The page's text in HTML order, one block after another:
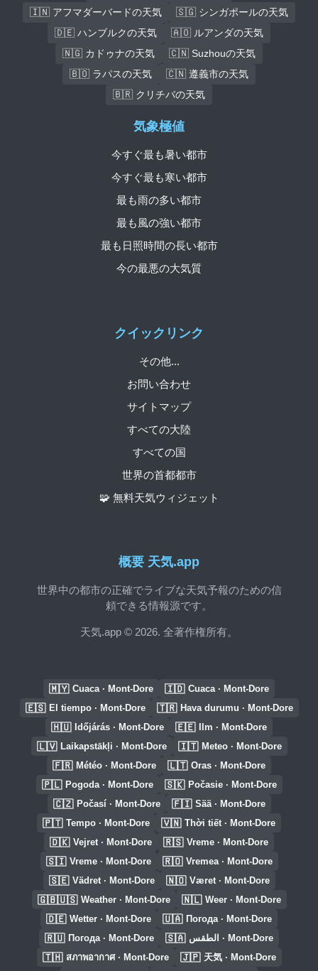
🇮🇳 アフマダーバードの天気
🇸🇬 シンガポールの天気
🇩🇪 ハンブルクの天気
🇦🇴 ルアンダの天気
🇳🇬 カドゥナの天気
🇨🇳 Suzhouの天気
🇧🇴 ラパスの天気
🇨🇳 遵義市の天気
🇧🇷 クリチバの天気
概要 天気.app
世界中の都市の正確でライブな天気予報のための信
頼できる情報源です。
天気.app © 2026. 全著作権所有。
クイックリンク
その他...
お問い合わせ
サイトマップ
すべての大陸
すべての国
世界の首都都市
🧩 無料天気ウィジェット
気象極値
今すぐ最も暑い都市
今すぐ最も寒い都市
最も雨の多い都市
最も風の強い都市
最も日照時間の長い都市
今の最悪の大気質
🇲🇾 Cuaca · Mont-Dore 🇮🇩 Cuaca · Mont-Dore
🇪🇸 El tiempo · Mont-Dore 🇹🇷 Hava durumu · Mont-Dore
🇭🇺 Időjárás · Mont-Dore 🇪🇪 Ilm · Mont-Dore
🇱🇻 Laikapstākļi · Mont-Dore 🇮🇹 Meteo · Mont-Dore
🇫🇷 Météo · Mont-Dore 🇱🇹 Oras · Mont-Dore
🇵🇱 Pogoda · Mont-Dore 🇸🇰 Počasie · Mont-Dore
🇨🇿 Počasí · Mont-Dore 🇫🇮 Sää · Mont-Dore
🇵🇹 Tempo · Mont-Dore 🇻🇳 Thời tiết · Mont-Dore
🇩🇰 Vejret · Mont-Dore 🇷🇸 Vreme · Mont-Dore
🇸🇮 Vreme · Mont-Dore 🇷🇴 Vremea · Mont-Dore
🇸🇪 Vädret · Mont-Dore 🇳🇴 Været · Mont-Dore
🇬🇧🇺🇸 Weather · Mont-Dore 🇳🇱 Weer · Mont-Dore
🇩🇪 Wetter · Mont-Dore 🇺🇦 Погода · Mont-Dore
🇷🇺 Погода · Mont-Dore 🇸🇦 الطقس · Mont-Dore
🇹🇭 สภาพอากาศ · Mont-Dore 🇯🇵 天気 · Mont-Dore